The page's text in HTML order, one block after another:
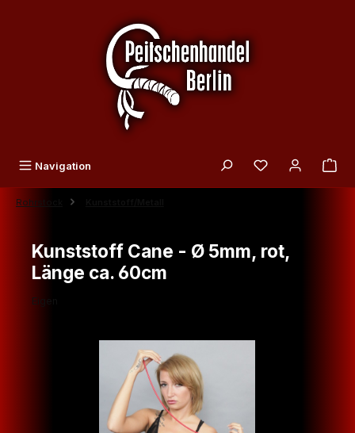
Navigation Du hast 0
Rohrstock
Kunststoff Cane - Ø 5mm, rot,
Länge ca. 60cm
Eigen